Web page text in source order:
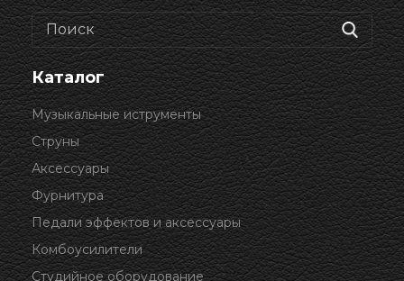
Каталог
Музыкальные иструменты
Струны
Аксессуары
Фурнитура
Педали эффектов и аксессуары
Комбоусилители
Студийное оборудование